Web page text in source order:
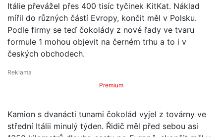
Itálie převážel přes 400 tisíc tyčinek KitKat. Náklad
mířil do různých částí Evropy, končit měl v Polsku.
Podle firmy se teď čokolády z nové řady ve tvaru
formule 1 mohou objevit na černém trhu a to i v
českých obchodech.
Premium
Kamion s dvanácti tunami čokolád vyjel z továrny ve
střední Itálii minulý týden. Řidič měl před sebou asi